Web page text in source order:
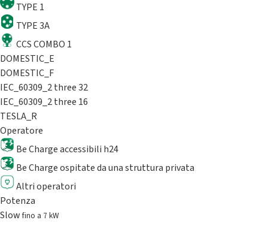
TYPE 1
TYPE 3A
CCS COMBO 1
DOMESTIC_E
DOMESTIC_F
IEC_60309_2 three 32
IEC_60309_2 three 16
TESLA_R
Operatore
Be Charge accessibili h24
Be Charge ospitate da una struttura privata
Altri operatori
Potenza
Slowfino a 7 kW